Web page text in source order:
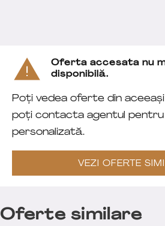
Oferta accesata nu
disponibilă.
Poți vedea oferte din
poți contacta agentul
personalizată.
VEZI OFERTE
Oferte similare